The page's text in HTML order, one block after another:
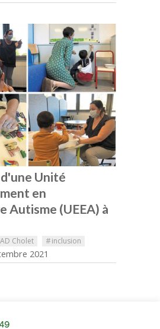
Unité
en
Autisme (UEEA) à
Cholet #inclusion
2021